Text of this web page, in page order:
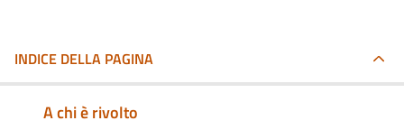
INDICE DELLA PAGINA
A chi è rivolto